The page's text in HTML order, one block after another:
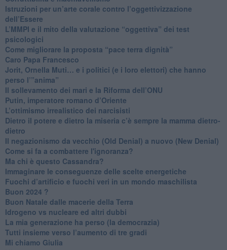
Istruzioni per un’arte corale contro l’oggettivizzazione
dell’Essere
​L’MMPI e il mito della valutazione “oggettiva” dei test
psicologici
Come migliorare la proposta “pace terra dignità”
Caro Papa Francesco
​Jorit, Ornella Muti… e i politici (e i loro elettori) che hanno
perso l’”anima”
​Il sollevamento dei mari e la Riforma dell’ONU
Putin, imperatore romano d’Oriente
​L’ottimismo irrealistico dei narcisisti
​Dietro il potere e dietro la miseria c’è sempre la mamma dietro-
dietro
Il negazionismo da vecchio (Old Denial) a nuovo (New Denial)
Come si fa a combattere l'ignoranza?
Ma chi è questo Cassandra?
Immaginare le conseguenze delle scelte energetiche
​Fuochi d’artificio e fuochi veri in un mondo maschilista
Buon 2024 ?
​Buon Natale dalle macerie della Terra
​Idrogeno vs nucleare ed altri dubbi
​La mia generazione ha perso (la democrazia)
​Tutti insieme verso l’aumento di tre gradi
Mi chiamo Giulia